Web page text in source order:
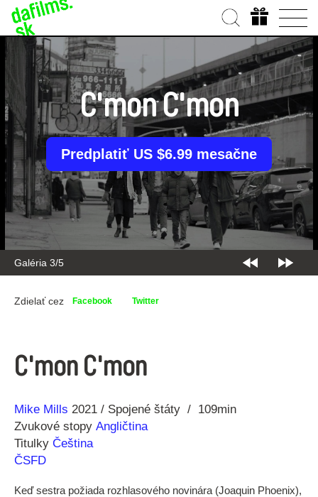
Galéria 3/5
C'mon C'mon
Predplatiť US $6.99 mesačne
Zdielať cez Facebook Twitter
C'mon C'mon
Réžia
Mike Mills
Rok
výroby
2021 Spojené štáty
109min
Zvukové stopy Angličtina
Titulky Čeština
ČSFD
Keď sestra požiada rozhlasového novinára (Joaquin Phoenix),